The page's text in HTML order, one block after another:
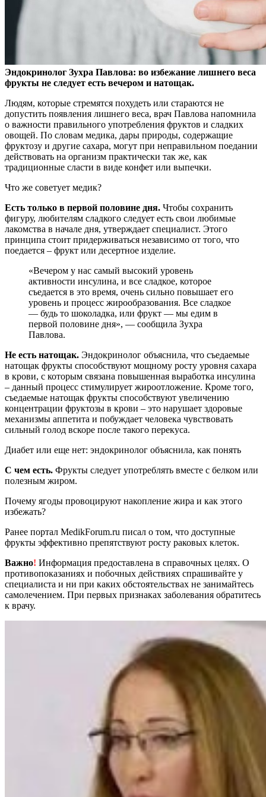
Эндокринолог Зухра Павлова: во избежание лишнего веса
фрукты не следует есть вечером и натощак.
Людям, которые стремятся похудеть или стараются не
допустить появления лишнего веса, врач Павлова напомнила
о важности правильного употребления фруктов и сладких
овощей. По словам медика, дары природы, содержащие
фруктозу и другие сахара, могут при неправильном поедании
действовать на организм практически так же, как
традиционные сласти в виде конфет или выпечки.
Что же советует медик?
Есть только в первой половине дня. Чтобы сохранить
фигуру, любителям сладкого следует есть свои любимые
лакомства в начале дня, утверждает специалист. Этого
принципа стоит придерживаться независимо от того, что
поедается – фрукт или десертное изделие.
«Вечером у нас самый высокий уровень
активности инсулина, и все сладкое, которое
съедается в это время, очень сильно повышает его
уровень и процесс жирообразования. Все сладкое
— будь то шоколадка, или фрукт — мы едим в
первой половине дня», — сообщила Зухра
Павлова.
Не есть натощак. Эндокринолог объяснила, что съедаемые
натощак фрукты способствуют мощному росту уровня сахара
в крови, с которым связана повышенная выработка инсулина
– данный процесс стимулирует жироотложение. Кроме того,
съедаемые натощак фрукты способствуют увеличению
концентрации фруктозы в крови – это нарушает здоровые
механизмы аппетита и побуждает человека чувствовать
сильный голод вскоре после такого перекуса.
Диабет или еще нет: эндокринолог объяснила, как понять
С чем есть. Фрукты следует употреблять вместе с белком или
полезным жиром.
Почему ягоды провоцируют накопление жира и как этого
избежать?
Ранее портал MedikForum.ru писал о том, что доступные
фрукты эффективно препятствуют росту раковых клеток.
Важно! Информация предоставлена в справочных целях. О
противопоказаниях и побочных действиях спрашивайте у
специалиста и ни при каких обстоятельствах не занимайтесь
самолечением. При первых признаках заболевания обратитесь
к врачу.